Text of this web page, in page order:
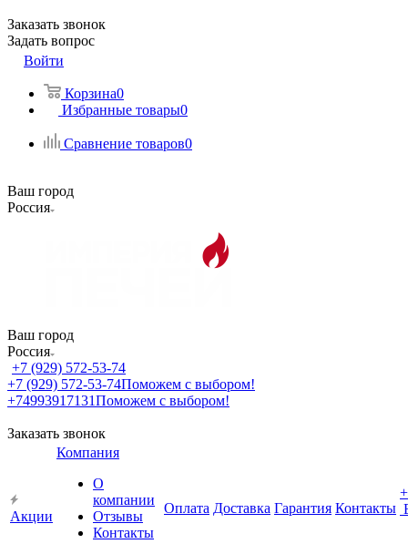
Заказать звонок
Задать вопрос
Войти
Корзина0
Избранные товары0
Сравнение товаров0
Ваш город
Россия
Ваш город
Россия
+7 (929) 572-53-74
+7 (929) 572-53-74Поможем с выбором!
+74993917131Поможем с выбором!
Заказать звонок
Акции
Компания
О
компании
Отзывы
Контакты
Оплата Доставка Гарантия Контакты
+